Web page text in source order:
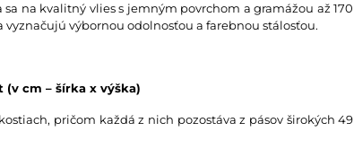
na kvalitný vlies s jemným povrchom a gramážou až 170
vyznačujú výbornou odolnosťou a farebnou stálosťou.
cm – šírka x výška)
pričom každá z nich pozostáva z pásov širokých 49